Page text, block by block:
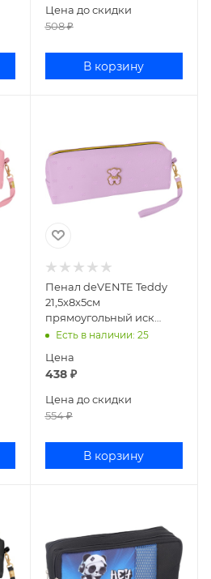
Цена до скидки
508₽
В корзину
Пенал deVENTE Teddy
21,5x8x5см
прямоугольный иск
кожа сиреневый
Есть в наличии: 25
Цена
438₽
Цена до скидки
554₽
В корзину